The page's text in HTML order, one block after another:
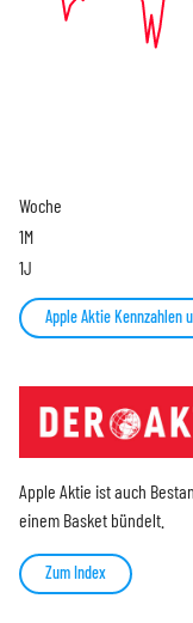
Woche
1M
1J
Apple Aktie Kennzahlen
Apple Aktie ist auch
einem Basket bündelt.
Zum Index